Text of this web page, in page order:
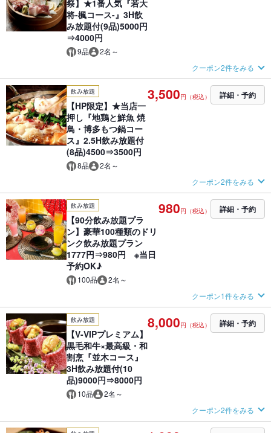
祭】★1番人気『若大
将-楓コース-』3H飲
み放題付(9品)5000円
⇒4000円
9品 2名～
クーポン2件をみる
飲み放題
【HP限定】★当店一
押し『地鶏と鮮魚 焼
鳥・博多もつ鍋コー
ス』2.5H飲み放題付
(8品)4500⇒3500円
8品 2名～
3,500円（税込） 詳細・予約
クーポン2件をみる
飲み放題
【90分飲み放題プラ
ン】豪華100種類のドリ
ンク飲み放題プラン
1777円⇒980円 ※当日
予約OK♪
100品 2名～
980円（税込） 詳細・予約
クーポン1件をみる
飲み放題
【V-VIPプレミアム】
黒毛和牛×最高級・和
割烹『並木コース』
3H飲み放題付(10
品)9000円⇒8000円
10品 2名～
8,000円（税込） 詳細・予約
クーポン2件をみる